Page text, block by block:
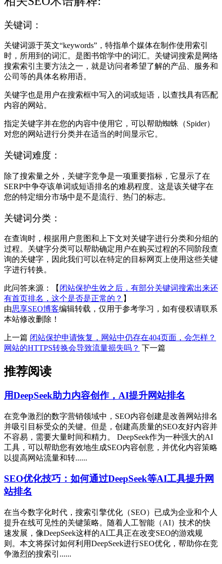
关键词：
关键词源于英文“keywords”，特指单个媒体在制作使用索引
时，所用到的词汇。是图书馆学中的词汇。关键词搜索是网络
搜索索引主要方法之一，就是访问者希望了解的产品、服务和
公司等的具体名称用语。
关键字也是用户在搜索框中写入的词或短语，以查找具有匹配
内容的网站。
指定关键字并在您的内容中使用它，可以帮助蜘蛛（Spider）
对您的网站进行分类并在适当的时间显示它。
关键词难度：
除了搜索量之外，关键字竞争是一项重要指标，它显示了在
SERP中争夺该单词或短语排名的难易程度。这是该关键字在
您的特定细分市场中是不是流行、热门的标志。
关键词分类：
在查询时，根据用户意图和上下文对关键字进行分类和分组的
过程。关键字分类可以帮助确定用户在购买过程的不同阶段查
询的关键字，因此我们可以在特定的目标网页上使用这些关键
字进行转换。
此问答来源：【 闭站保护生效之后，有部分关键词搜索出来还
有首页排名，这个是否是正常的？ 】
由思享SEO博客编辑转载，仅用于参考学习，如有侵权请联系
本站修改删除！
上一篇 闭站保护申请恢复，网站中仍存在404页面，会怎样？
网站的HTTPS转换会导致流量损失吗？ 下一篇
推荐阅读
用DeepSeek助力内容创作，AI提升网站排名
在竞争激烈的数字营销领域中，SEO内容创建是改善网站排名
并吸引目标受众的关键。但是，创建高质量的SEO友好内容并
不容易，需要大量时间和精力。 DeepSeek作为一种强大的AI
工具，可以帮助您有效地生成SEO内容创意，并优化内容策略
以提高网站流量和转......
SEO优化技巧：如何通过DeepSeek等AI工具提升网
站排名
在当今数字化时代，搜索引擎优化（SEO）已成为企业和个人
提升在线可见性的关键策略。随着人工智能（AI）技术的快
速发展，像DeepSeek这样的AI工具正在改变SEO的游戏规
则。本文将探讨如何利用DeepSeek进行SEO优化，帮助你在竞
争激烈的搜索引......